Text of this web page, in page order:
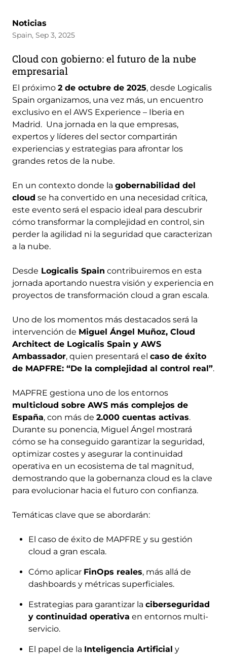
Noticias
Spain, Sep 3, 2025
Cloud con gobierno: el futuro de la nube
empresarial
El próximo 2 de octubre de 2025, desde Logicalis
Spain organizamos, una vez más, un encuentro
exclusivo en el AWS Experience – Iberia en
Madrid. Una jornada en la que empresas,
expertos y líderes del sector compartirán
experiencias y estrategias para afrontar los
grandes retos de la nube.
En un contexto donde la gobernabilidad del
cloud se ha convertido en una necesidad crítica,
este evento será el espacio ideal para descubrir
cómo transformar la complejidad en control, sin
perder la agilidad ni la seguridad que caracterizan
a la nube.
Desde Logicalis Spain contribuiremos en esta
jornada aportando nuestra visión y experiencia en
proyectos de transformación cloud a gran escala.
Uno de los momentos más destacados será la
intervención de Miguel Ángel Muñoz, Cloud
Architect de Logicalis Spain y AWS
Ambassador, quien presentará el caso de éxito
de MAPFRE: “De la complejidad al control real”.
MAPFRE gestiona uno de los entornos
multicloud sobre AWS más complejos de
España, con más de 2.000 cuentas activas.
Durante su ponencia, Miguel Ángel mostrará
cómo se ha conseguido garantizar la seguridad,
optimizar costes y asegurar la continuidad
operativa en un ecosistema de tal magnitud,
demostrando que la gobernanza cloud es la clave
para evolucionar hacia el futuro con confianza.
Temáticas clave que se abordarán:
El caso de éxito de MAPFRE y su gestión
cloud a gran escala.
Cómo aplicar FinOps reales, más allá de
dashboards y métricas superficiales.
Estrategias para garantizar la ciberseguridad
y continuidad operativa en entornos multi-
servicio.
El papel de la Inteligencia Artificial y